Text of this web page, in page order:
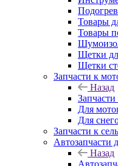
Товары
Товары
Щетки
Щетки
Запчасти к
Назад
Для
Для
Запчасти к
Автозапчасти
Назад